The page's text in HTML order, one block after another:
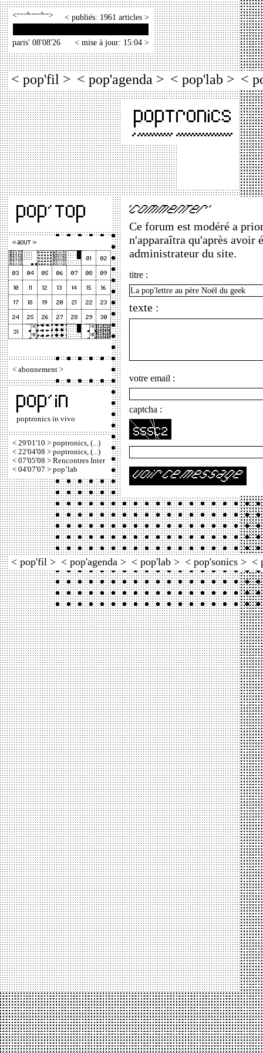
< > < publiés: 1961 articles >
paris' 08'08'26 < mise à jour: 15:04 >
< pop'fil > < pop'agenda > < pop'lab > <
< abonnement >
poptronics in vivo
< 29'01'10 > poptronics, (...)
< 22'04'08 > poptronics, (...)
< 07'05'08 > Rencontres Inter
< 04'07'07 > pop’lab
Ce forum est modéré a
n'apparaîtra qu'après avoir
administrateur du site.
titre :
texte :
votre email :
captcha :
< pop'fil > < pop'agenda > < pop'lab > < pop'sonics > <